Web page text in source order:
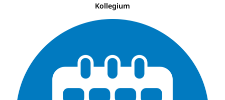
Kollegium